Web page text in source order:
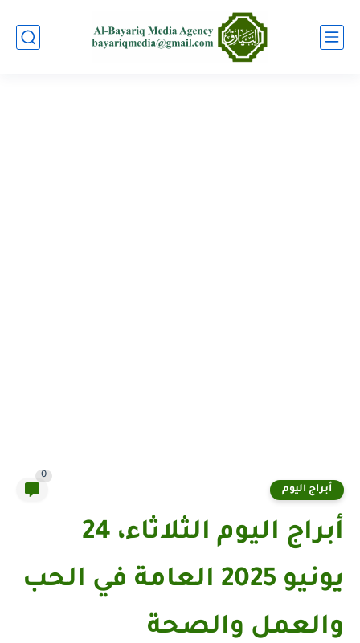
أبراج اليوم
0
أبراج اليوم الثلاثاء، 24
يونيو 2025 العامة في الحب
والعمل والصحة